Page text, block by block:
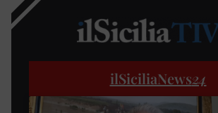
ilSiciliaNews24